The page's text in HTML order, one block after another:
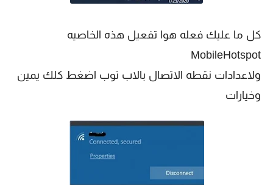
كل ما عليك فعله هوا تفعيل هذه الخاصيه
MobileHotspot
ولاعدادات نقطه الاتصال بالاب توب اضغط كلك يمين
وخيارات